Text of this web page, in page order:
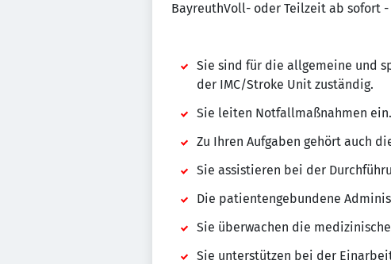
BayreuthVoll- oder Teilzeit ab sofort
Sie sind für die allgemeine und
der IMC/Stroke Unit zuständig.
Sie leiten Notfallmaßnahmen ein.
Zu Ihren Aufgaben gehört auch
Sie assistieren bei der
Die patientengebundene
Sie überwachen die
Sie unterstützen bei der